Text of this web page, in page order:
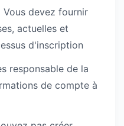
Vous devez fournir
actuelles et
d'inscription
responsable de la
de compte à